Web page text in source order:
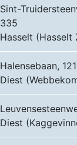
Sint-
335
Hasselt (Hasselt
Halensebaan, 121
Diest
Diest